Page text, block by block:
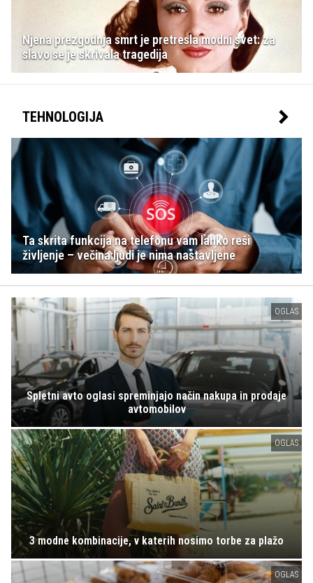
Njena prezgodnja smrt je pretresla modni svet: za
slavo se je skrivala tragedija
TEHNOLOGIJA
Ta skrita funkcija na telefonu vam lahko reši
življenje – večina ljudi je nima nastavljene
OGLAS
Spletni avto oglasi spreminjajo način nakupa in prodaje
avtomobilov
OGLAS
3 modne kombinacije, v katerih nosimo torbe za plažo
OGLAS